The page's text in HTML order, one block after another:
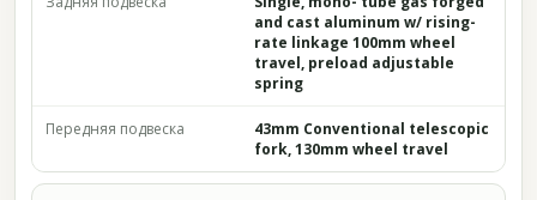
and cast aluminum w/ rising-
rate linkage 100mm wheel
travel, preload adjustable
spring
Передняя подвеска
43mm Conventional telescopic
fork, 130mm wheel travel